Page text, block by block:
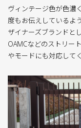
ヴィンテージ色が色濃
度もお伝えしているよ
ザイナーズブランドと
OAMCなどのストリー
やモードにも対応して